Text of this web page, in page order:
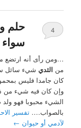
حلم
سواء
4
…ومن رأى أنه ارتضع
من الثدي شيء سائل
كان جامدا فليس
وإن كان فيه شيء من
الشيء محبوبا فهو
بالصواب….تفسير
لآدمي أو حيوان ←